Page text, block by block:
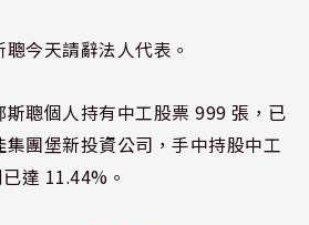
今天請辭法人代表。
聰個人持有中工股票 999 張，已
團堡新投資公司，手中持股中工
達 11.44%。